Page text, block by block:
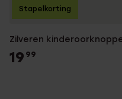
Zilveren
19 99
Stapelkorting